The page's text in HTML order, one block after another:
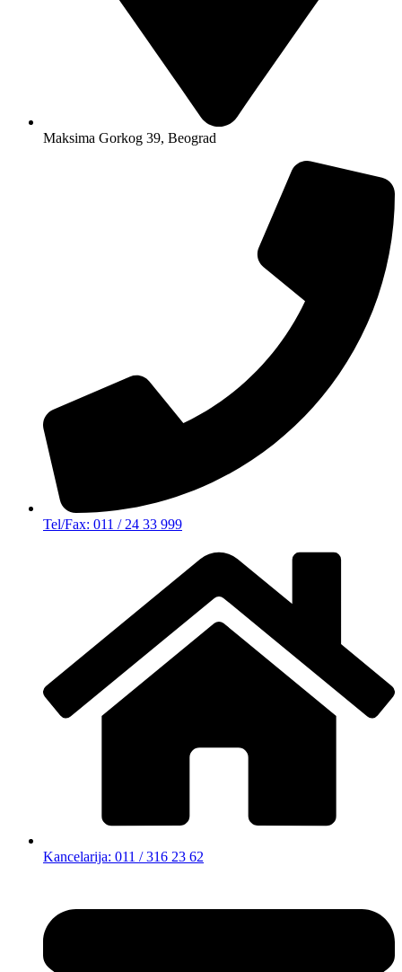
Maksima Gorkog 39, Beograd
Tel/Fax: 011 / 24 33 999
Kancelarija: 011 / 316 23 62